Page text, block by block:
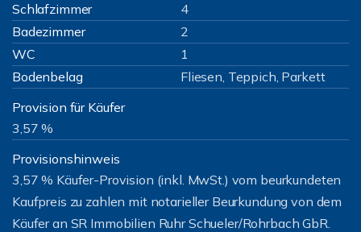
Schlafzimmer
4
Badezimmer
2
WC
1
Bodenbelag
Fliesen, Teppich, Parkett
Provision für Käufer
3,57 %
Provisionshinweis
3,57 % Käufer-Provision (inkl. MwSt.) vom beurkundeten
Kaufpreis zu zahlen mit notarieller Beurkundung von dem
Käufer an SR Immobilien Ruhr Schueler/Rohrbach GbR.